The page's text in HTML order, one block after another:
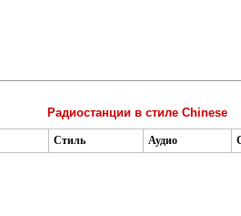
Радиостанции в стиле Chinese
Стиль Аудио